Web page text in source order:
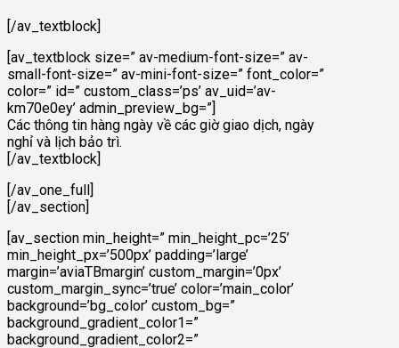
[/av_textblock]
[av_textblock size=” av-medium-font-size=” av-
small-font-size=” av-mini-font-size=” font_color=”
color=” id=” custom_class=’ps’ av_uid=’av-
km70e0ey’ admin_preview_bg=”]
Các thông tin hàng ngày về các giờ giao dịch, ngày
nghỉ và lịch bảo trì.
[/av_textblock]
[/av_one_full]
[/av_section]
[av_section min_height=” min_height_pc=’25’
min_height_px=’500px’ padding=’large’
margin=’aviaTBmargin’ custom_margin=’0px’
custom_margin_sync=’true’ color=’main_color’
background=’bg_color’ custom_bg=”
background_gradient_color1=”
background_gradient_color2=”